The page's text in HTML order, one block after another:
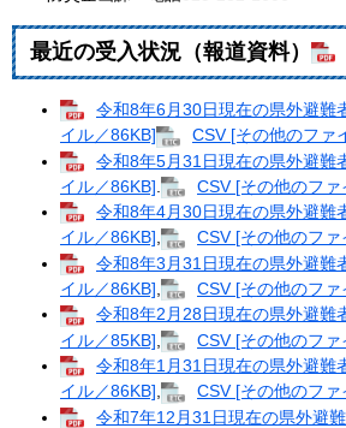
最近の受入状況（報道資料）
令和8年6月30日現在の県外避難
イル／86KB]
CSV [その他のファ
令和8年5月31日現在の県外避難
イル／86KB]
CSV [その他のフ
令和8年4月30日現在の県外避難
イル／86KB],
CSV [その他のフ
令和8年3月31日現在の県外避難
イル／86KB]
CSV [その他のフ
令和8年2月28日現在の県外避難
イル／85KB]
CSV [その他のフ
令和8年1月31日現在の県外避難
イル／86KB],
CSV [その他のフ
令和7年12月31日現在の県外避